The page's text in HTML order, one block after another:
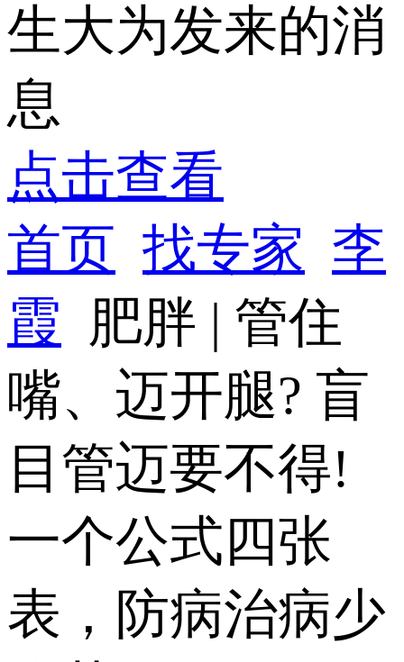
生大为发来的消
息
点击查看
首页 找专家 李
霞 肥胖 | 管住
嘴、迈开腿? 盲
目管迈要不得!
一个公式四张
表，防病治病少